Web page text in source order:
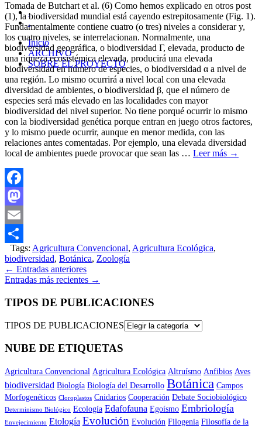
.
.
Inicio
ARCHIVO
SOBRE EL PROYECTO
Tomada de Butchart et al. (6) Como hemos explicado en otros post
(1), la biodiversidad mundial está cayendo estrepitosamente (Fig. 1).
Fundamentalmente contiene cuatro (o tres) niveles a considerar y,
los cuatro niveles, se interrelacionan. Normalmente, una
biodiversidad geográfica, o biodiversidad Г, elevada, producto de
una riqueza ecosistémica elevada, producirá una elevada
biodiversidad en número de especies, o biodiversidad α a nivel de
una región. Lo mismo ocurrirá a nivel local con una elevada
diversidad de ambientes, o biodiversidad β, que el número de
especies será más elevado en las localidades con mayor
biodiversidad del nivel superior. No tiene porqué ocurrir lo mismo
con la biodiversidad genética porque entran en juego otros factores,
y lo mismo puede ocurrir, aunque en menor medida, con las
relaciones antes comentadas. Por ejemplo, una elevada diversidad
local de ambientes puede provocar que sean las … Leer más →
Facebook
Mastodon
Email
Compartir
Tags: Agricultura Convencional, Agricultura Ecológica,
biodiversidad, Botánica, Zoología
← Entradas anteriores
Entradas más recientes →
TIPOS DE PUBLICACIONES
TIPOS DE PUBLICACIONES
NUBE DE ETIQUETAS
Agricultura Convencional Agricultura Ecológica Altruísmo Anfibios Aves
biodiversidad Biología Biología del Desarrollo Botánica Campos
Morfogenéticos Cloroplastos Cnidarios Cooperación Debate Sociobiológico
Determinismo Biológico Ecología Edafofauna Egoísmo Embriología
Envejecimiento Etología Evolución Evolución Filogenia Filosofía de la